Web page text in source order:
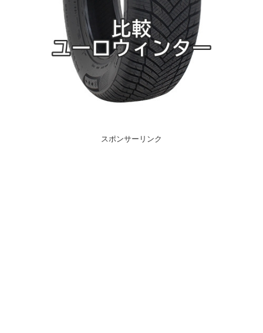
スポンサーリンク